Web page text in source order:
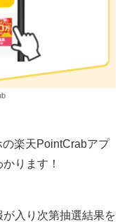
楽天PointCrabアプ
ります！
入り次第抽選結果を